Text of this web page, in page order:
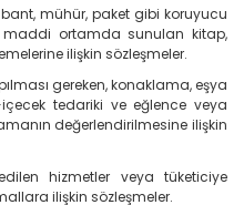
mühür, paket gibi koruyucu
maddi ortamda sunulan kitap,
ilişkin sözleşmeler.
gereken, konaklama, eşya
tedariki ve eğlence veya
değerlendirilmesine ilişkin
hizmetler veya tüketiciye
ilişkin sözleşmeler.